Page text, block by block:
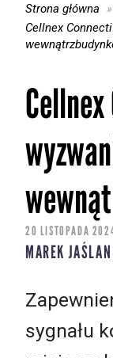
Strona główna
Cellnex
20 LISTOPADA
MAREK JAŚLAN
sygnału